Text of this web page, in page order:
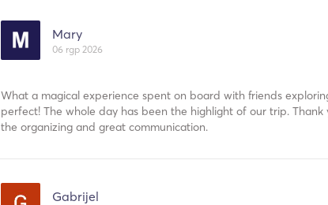
Mary
06 rgp 2026
What a magical experience spent on board with friends
perfect! The whole day has been the highlight of our trip.
the organizing and great communication.
Gabrijel